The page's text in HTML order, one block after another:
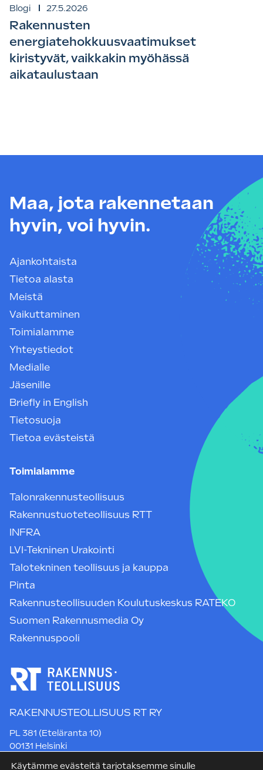
Blogi 27.5.2026
Rakennusten
energiatehokkuusvaatimukset
kiristyvät, vaikkakin myöhässä
aikataulustaan
Maa, jota rakennetaan
hyvin, voi hyvin.
Ajankohtaista
Tietoa alasta
Meistä
Vaikuttaminen
Toimialamme
Yhteystiedot
Medialle
Jäsenille
Briefly in English
Tietosuoja
Tietoa evästeistä
Toimialamme
Talonrakennusteollisuus
Rakennustuoteteollisuus RTT
INFRA
LVI-Tekninen Urakointi
Talotekninen teollisuus ja kauppa
Pinta
Rakennusteollisuuden Koulutuskeskus RATEKO
Suomen Rakennusmedia Oy
Rakennuspooli
RAKENNUSTEOLLISUUS RT RY
PL 381 (Eteläranta 10)
00131 Helsinki
Käytämme evästeitä tarjotaksemme sinulle